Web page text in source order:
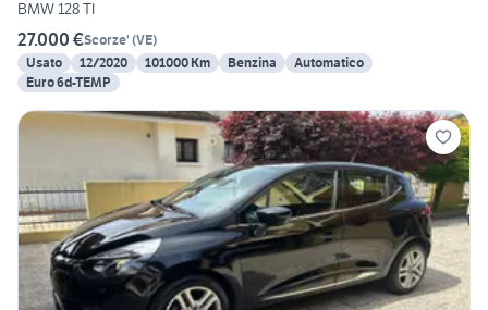
BMW 128 TI
27.000 €Scorze' (VE)
Usato
12/2020 101000 Km Benzina
Automatico
Euro 6d-TEMP